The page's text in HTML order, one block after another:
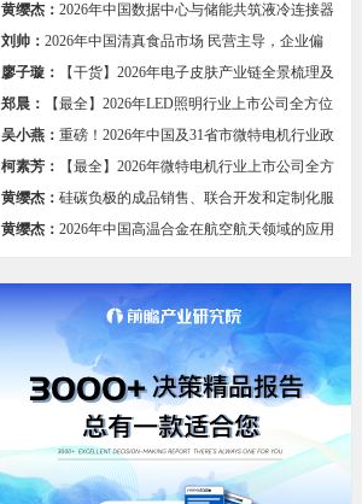
我国焊材高端化转型【组图】
黄缨杰： 2026年中国数据中心与储能共筑液冷连接器
增长双极【组图】
刘帅： 2026年中国清真食品市场 民营主导，企业偏
小，区域集中【组图】
廖子璇：
【干货】2026年电子皮肤产业链全景梳理及
区域热力地图
郑晨：
【最全】2026年LED照明行业上市公司全方位
对比
吴小燕： 重磅！2026年中国及31省市微特电机行业政
策汇总及解读（全）
柯素芳：
【最全】2026年微特电机行业上市公司全方
位对比
黄缨杰： 硅碳负极的成品销售、联合开发和定制化服
务【组图】
黄缨杰： 2026年中国高温合金在航空航天领域的应用